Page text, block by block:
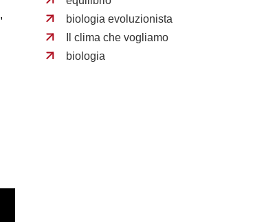
,
biologia evoluzionista
Il clima che vogliamo
biologia